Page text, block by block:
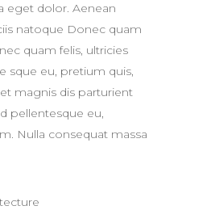
eget dolor. Aenean
natoque Donec quam
quam felis, ultricies
sque eu, pretium quis,
magnis dis parturient
pellentesque eu,
Nulla consequat massa